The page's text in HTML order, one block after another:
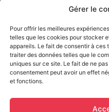
Gérer le
Pour offrir les meilleures
telles que les cookies pour stocker
appareils. Le fait de consentir à ces
traiter des données telles que le
uniques sur ce site. Le fait de ne
consentement peut avoir un effet
et fonctions.
Politique de cookies
Le Petit News
Comment se procurer